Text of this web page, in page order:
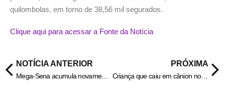
quilombolas, em torno de 38,56 mil segurados.
Clique aqui para acessar a Fonte da Notícia
NOTÍCIA ANTERIOR
Mega-Sena acumula novamente e prêmio vai para R$ 38 milhões
PRÓXIMA
Criança que caiu em cânion no Rio Grande do Sul é encontrada morta